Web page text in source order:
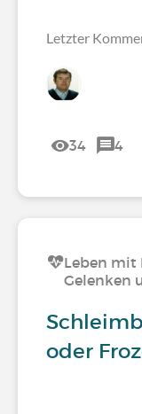
Letzter
34 4
Leben mit
Gelenken
oder